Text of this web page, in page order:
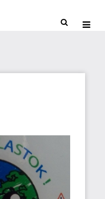
 